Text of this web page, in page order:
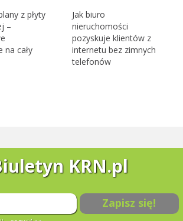
z płyty
–
na cały
Jak biuro
nieruchomości
pozyskuje klientów z
internetu bez zimnych
telefonów
KRN.pl
Zapisz się!